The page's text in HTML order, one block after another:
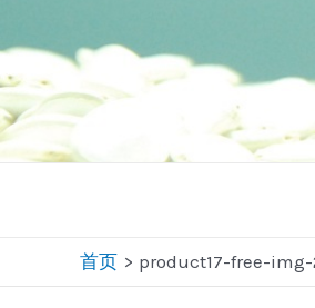
至
内
容
首页 product17-free-